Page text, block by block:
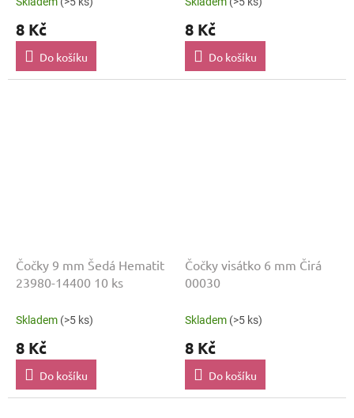
8 Kč
Do košíku
8 Kč
Do košíku
Čočky 9 mm Šedá Hematit
23980-14400 10 ks
Skladem (>5 ks)
8 Kč
Do košíku
Čočky visátko 6 mm Čirá
00030
Skladem (>5 ks)
8 Kč
Do košíku